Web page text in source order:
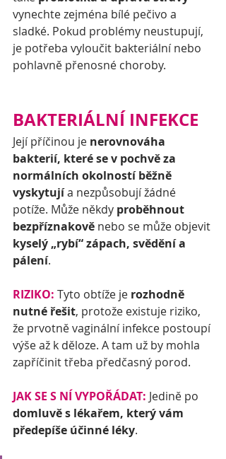
vynechte zejména bílé pečivo a
sladké. Pokud problémy neustupují,
je potřeba vyloučit bakteriální nebo
pohlavně přenosné choroby.
BAKTERIÁLNÍ INFEKCE
Její příčinou je nerovnováha
bakterií, které se v pochvě za
normálních okolností běžně
vyskytují a nezpůsobují žádné
potíže. Může někdy proběhnout
bezpříznakově nebo se může objevit
kyselý „rybí“ zápach, svědění a
pálení.
RIZIKO: Tyto obtíže je rozhodně
nutné řešit, protože existuje riziko,
že prvotně vaginální infekce postoupí
výše až k děloze. A tam už by mohla
zapříčinit třeba předčasný porod.
JAK SE S NÍ VYPOŘÁDAT: Jedině po
domluvě s lékařem, který vám
předepíše účinné léky.